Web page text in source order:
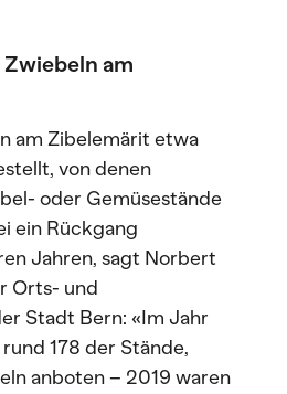
am
am Zibelemärit etwa
von denen
oder Gemüsestände
ein Rückgang
Jahren, sagt Norbert
Orts- und
Stadt Bern: «Im Jahr
178 der Stände,
anboten – 2019 waren